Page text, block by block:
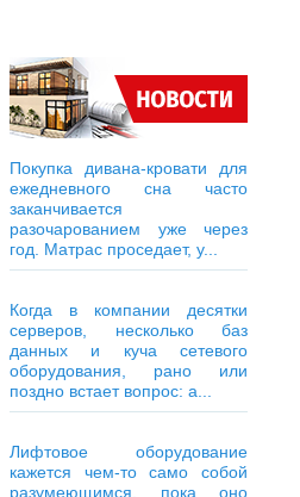
Покупка дивана-кровати для
ежедневного сна часто
заканчивается
разочарованием уже через
год. Матрас проседает, у...
Когда в компании десятки
серверов, несколько баз
данных и куча сетевого
оборудования, рано или
поздно встает вопрос: а...
Лифтовое оборудование
кажется чем-то само собой
разумеющимся, пока оно